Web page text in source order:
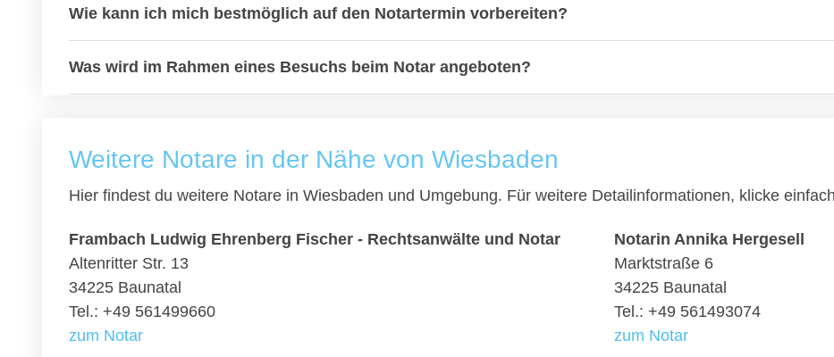
Wie kann ich mich bestmöglich auf den Notartermin vorbereiten?
Was wird im Rahmen eines Besuchs beim Notar angeboten?
Weitere Notare in der Nähe von Wiesbaden
Hier findest du weitere Notare in Wiesbaden und Umgebung. Für weitere Detailinformationen, klicke
Frambach Ludwig Ehrenberg Fischer - Rechtsanwälte und Notar
Altenritter Str. 13
34225 Baunatal
Tel.: +49 561499660
zum Notar
Notarin Annika Hergesell
Marktstraße 6
34225 Baunatal
Tel.: +49 561493074
zum Notar